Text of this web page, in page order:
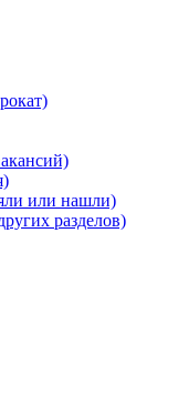
или нашли)
разделов)